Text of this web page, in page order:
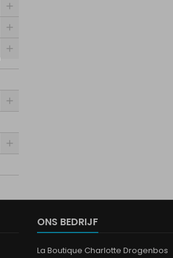
ONS BEDRIJF
La Boutique Charlotte Drogenbos